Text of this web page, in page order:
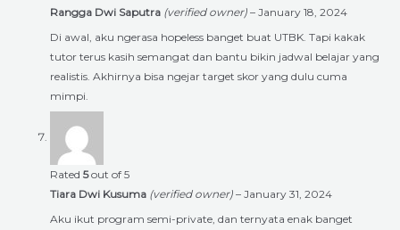
Rangga Dwi Saputra (verified owner) – January 18, 2024
Di awal, aku ngerasa hopeless banget buat UTBK. Tapi kakak
tutor terus kasih semangat dan bantu bikin jadwal belajar yang
realistis. Akhirnya bisa ngejar target skor yang dulu cuma
mimpi.
Rated 5out of 5
Tiara Dwi Kusuma (verified owner) – January 31, 2024
Aku ikut program semi-private, dan ternyata enak banget